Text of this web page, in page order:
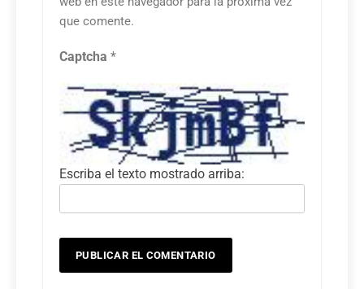
que comente.
Captcha *
Escriba el texto mostrado arriba: